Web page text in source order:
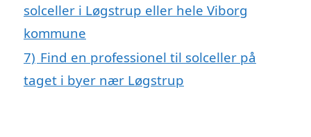
solceller i Løgstrup eller hele Viborg
kommune
7) Find en professionel til solceller på
taget i byer nær Løgstrup